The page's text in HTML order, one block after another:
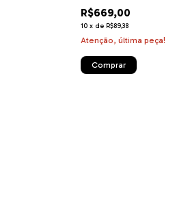
base de verniz Rose Matte
5 L
R$669,00
10 x de R$89,38
Atenção, última peça!